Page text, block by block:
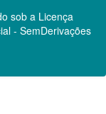
sob a Licença
- SemDerivações